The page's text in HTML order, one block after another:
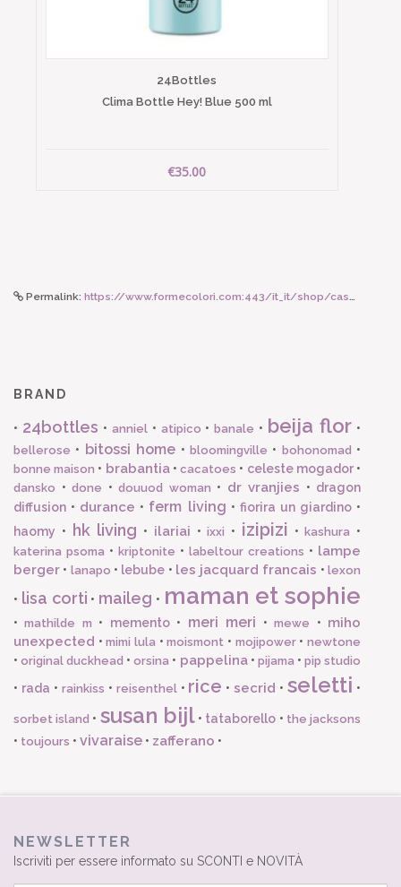
24Bottles
Clima Bottle Hey! Blue 500 ml
€35.00
Permalink: https://www.formecolori.com:443/it_it/shop/casa/cuscini/lisa_corti_cuscino_35x50_jaquikart_maroon/6651
BRAND
• 24bottles • anniel• atipico •banale • beija flor •
bellerose • bitossi home • bloomingville • bohonomad •
bonne maison • brabantia•cacatoes • celeste mogador•
dansko • done • douuod woman • dr vranjies • dragon
diffusion • durance • ferm living • fiorira un giardino•
haomy • hk living • ilariai •ixxi • izipizi •kashura •
katerina psoma • kriptonite • labeltour creations • lampe
berger • lanapo • lebube • les jacquard francais •lexon
• lisa corti • maileg • maman et sophie
•mathilde m • memento• meri meri •mewe • miho
unexpected •mimi lula •moismont • mojipower•newtone
•original duckhead •orsina • pappelina• pijama • pip studio
• rada • rainkiss • reisenthel• rice •secrid •seletti •
sorbet island • susan bijl• tataborello • the jacksons
• toujours • vivaraise • zafferano •
NEWSLETTER
Iscriviti per essere informato su SCONTI e NOVITÀ